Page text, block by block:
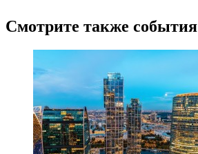
Смотрите также события